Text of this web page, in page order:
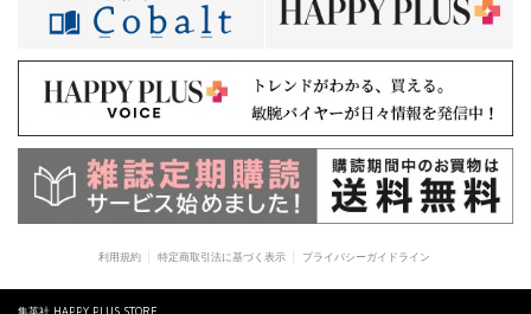
利用規約 特定商取引法に基づく表示 プライバシーガイドライン
集英社 HAPPY PLUS STORE